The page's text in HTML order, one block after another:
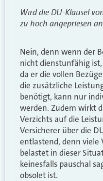
Wird die DU-Klausel
zu hoch angepriesen
Nein, denn wenn der
nicht dienstunfähig
da er die vollen
die zusätzliche
benötigt, kann nur
werden. Zudem wirkt
Verzichts auf die
Versicherer über die
entlastend, denn viele
belastet in dieser
keinesfalls pauschal
obsolet ist.